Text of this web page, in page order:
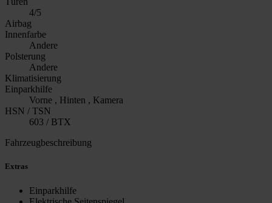
4/5
Airbag
Innenfarbe
Andere
Polsterung
Andere
Klimatisierung
Einparkhilfe
Vorne , Hinten , Kamera
HSN / TSN
603 / BTX
Fahrzeugbeschreibung
Extras
Einparkhilfe